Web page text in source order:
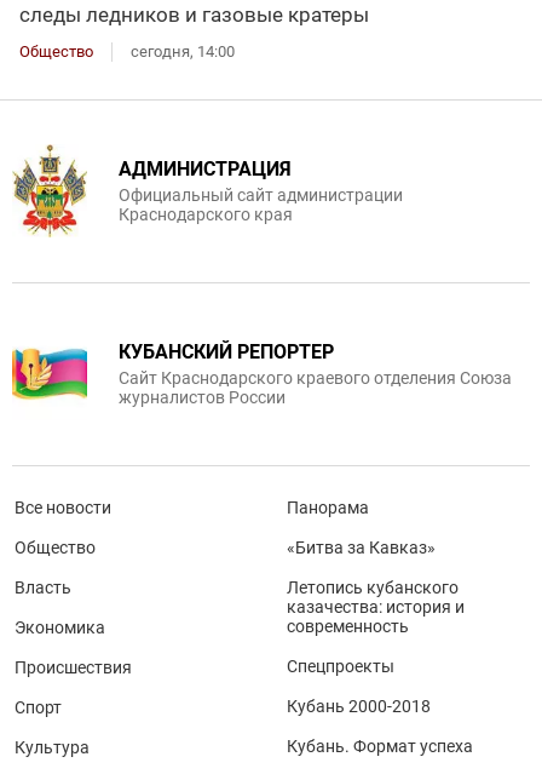
следы ледников и газовые кратеры
Общество сегодня, 14:00
АДМИНИСТРАЦИЯ
Официальный сайт администрации
Краснодарского края
КУБАНСКИЙ РЕПОРТЕР
Сайт Краснодарского краевого отделения Союза
журналистов России
Все новости
Общество
Власть
Экономика
Происшествия
Спорт
Культура
Панорама
«Битва за Кавказ»
Летопись кубанского
казачества: история и
современность
Спецпроекты
Кубань 2000-2018
Кубань. Формат успеха